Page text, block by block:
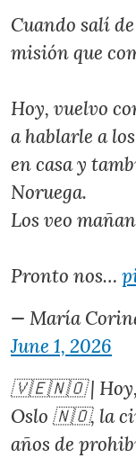
Cuando salí
misión que
Hoy, vuelvo
a hablarle a
en casa y
Noruega.
Los veo
Pronto nos…
— María
June 1, 2026
🇻🇪🇳🇴 | Hoy,
Oslo 🇳🇴, la
años de